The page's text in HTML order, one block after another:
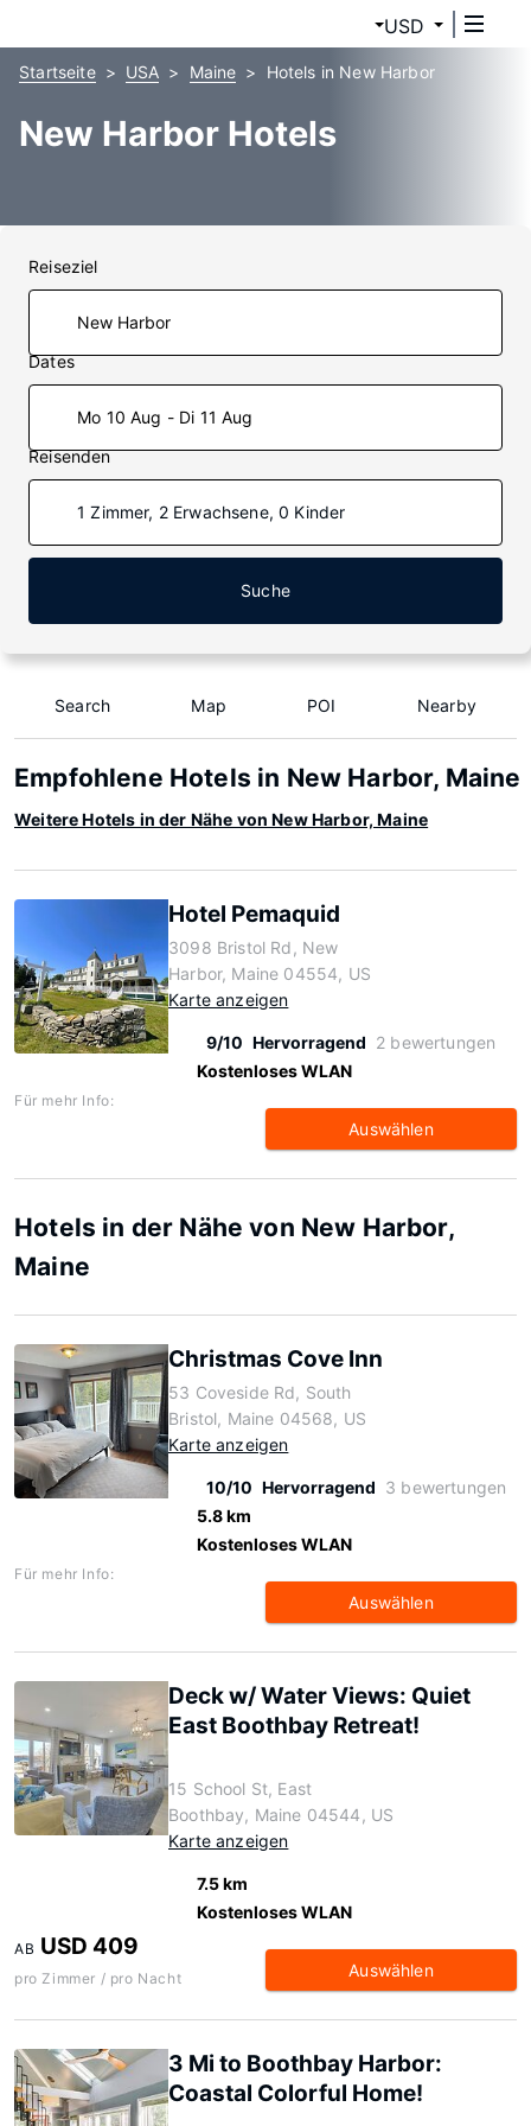
USD
Startseite USA Maine Hotels in New Harbor
New Harbor Hotels
Reiseziel
Dates
Mo 10 Aug - Di 11 Aug
Reisenden
1 Zimmer, 2 Erwachsene, 0 Kinder
Suche
Search Map POI Nearby
Empfohlene Hotels in New Harbor, Maine
Weitere Hotels in der Nähe von New Harbor, Maine
Hotel Pemaquid
3098 Bristol Rd, New
Harbor, Maine 04554, US
Karte anzeigen
9/10 Hervorragend 2 bewertungen
Kostenloses WLAN
Für mehr Info:
Auswählen
Hotels in der Nähe von New Harbor,
Maine
Christmas Cove Inn
53 Coveside Rd, South
Bristol, Maine 04568, US
Karte anzeigen
10/10 Hervorragend 3 bewertungen
5.8 km
Kostenloses WLAN
Für mehr Info:
Auswählen
Deck w/ Water Views: Quiet
East Boothbay Retreat!
15 School St, East
Boothbay, Maine 04544, US
Karte anzeigen
7.5 km
Kostenloses WLAN
AB USD 409
pro Zimmer / pro Nacht Auswählen
3 Mi to Boothbay Harbor:
Coastal Colorful Home!